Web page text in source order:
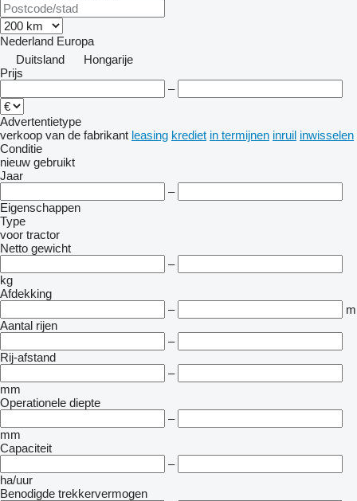
Nederland Europa
Duitsland
Hongarije
Prijs
–
Advertentietype
verkoop van de fabrikant leasing krediet in termijnen inruil inwisselen
Conditie
nieuw gebruikt
Jaar
–
Eigenschappen
Type
voor tractor
Netto gewicht
–
kg
Afdekking
–
m
Aantal rijen
–
Rij-afstand
–
mm
Operationele diepte
–
mm
Capaciteit
–
ha/uur
Benodigde trekkervermogen